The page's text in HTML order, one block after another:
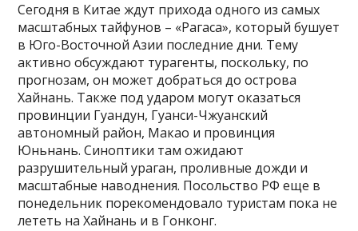
Сегодня в Китае ждут прихода одного из самых
масштабных тайфунов – «Рагаса», который бушует
в Юго-Восточной Азии последние дни. Тему
активно обсуждают турагенты, поскольку, по
прогнозам, он может добраться до острова
Хайнань. Также под ударом могут оказаться
провинции Гуандун, Гуанси-Чжуанский
автономный район, Макао и провинция
Юньнань. Синоптики там ожидают
разрушительный ураган, проливные дожди и
масштабные наводнения. Посольство РФ еще в
понедельник порекомендовало туристам пока не
лететь на Хайнань и в Гонконг.